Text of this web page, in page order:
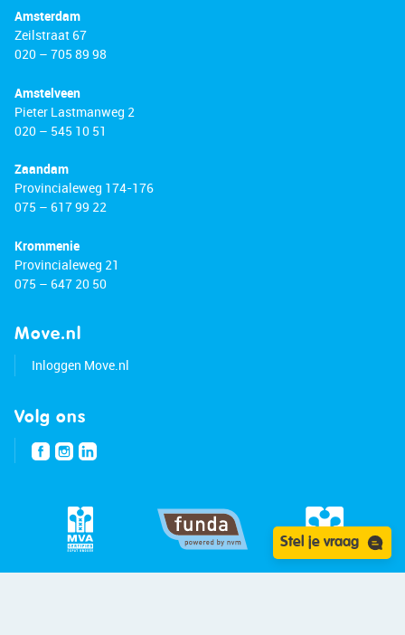
Amsterdam
Zeilstraat 67
020 – 705 89 98
Amstelveen
Pieter Lastmanweg 2
020 – 545 10 51
Zaandam
Provincialeweg 174-176
075 – 617 99 22
Krommenie
Provincialeweg 21
075 – 647 20 50
Move.nl
Inloggen Move.nl
Volg ons
Stel je vraag